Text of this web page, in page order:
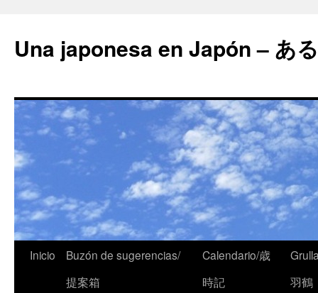
Una japonesa en Japón – あ
Inicio
Buzón de sugerencias/
提案箱
Calendario/歳
時記
羽鶴